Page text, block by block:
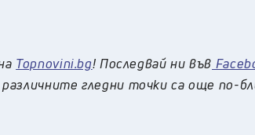
Topnovini.bg! Последвай ни във
гледни точки са още по-